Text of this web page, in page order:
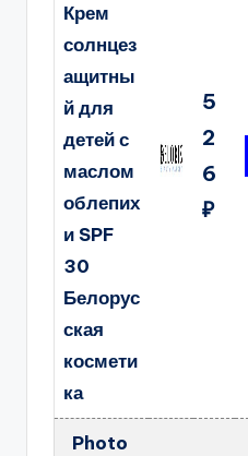
Крем
солнцез
ащитны
й для
детей с
маслом
облепих
и SPF
30
Белорус
ская
космети
ка
5
2
6
₽
Photo